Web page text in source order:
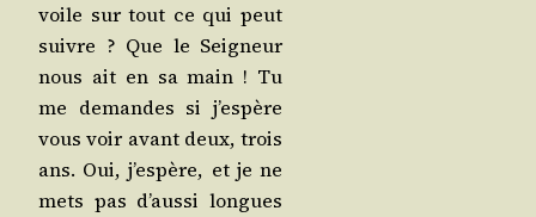
voile sur tout ce qui peut
suivre ? Que le Sei­gneur
nous ait en sa main ! Tu
me demandes si j’es­père
vous voir avant deux, trois
ans. Oui, j’es­père, et je ne
mets pas d’aus­si longues